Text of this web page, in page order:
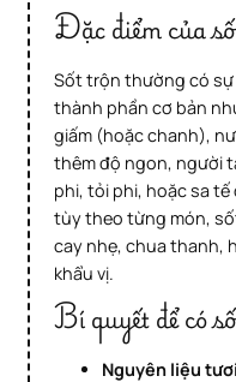
Đặc điểm của
Sốt trộn thường có sự cân bằng hoàn hảo giữa các
thành phần cơ bản
giấm (hoặc chanh),
thêm độ ngon, người
phi, tỏi phi, hoặc sa
tùy theo từng món,
cay nhẹ, chua thanh,
khẩu vị.
Bí quyết để có
Nguyên liệu